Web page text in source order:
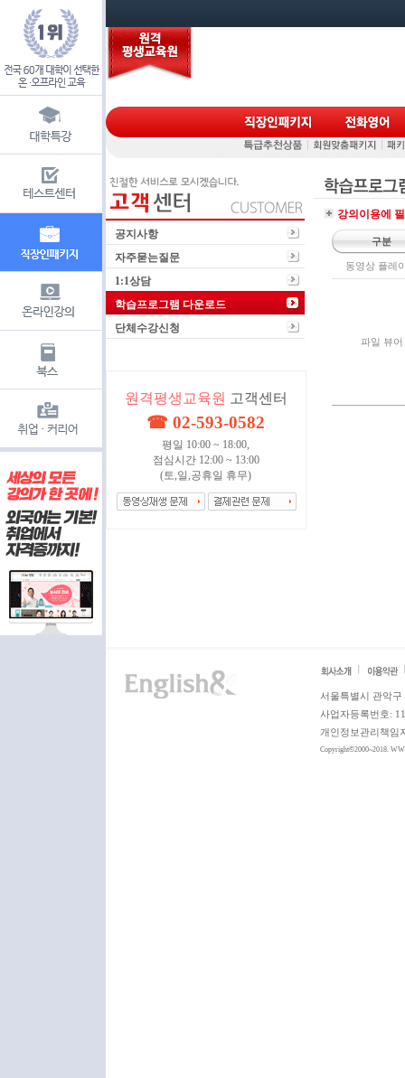
공지사항
자주묻는질문
1:1상담
학습프로그램 다운로드
단체수강신청
원격평생교육원 고객센터
☎ 02-593-0582
평일 10:00 ~ 18:00,
점심시간 12:00 ~ 13:00
(토,일,공휴일 휴무)
강의이용에
구분
동영상 플레
파일 뷰어
서울특별시 관악
사업자등록번호:
개인정보관리책임
Copyright©2000~2018.